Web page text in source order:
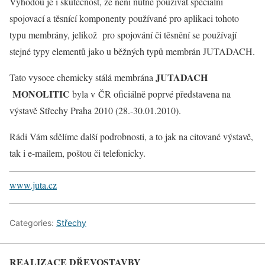
spojovací a těsnící komponenty používané pro aplikaci tohoto
typu membrány, jelikož pro spojování či těsnění se používají
stejné typy elementů jako u běžných typů membrán JUTADACH.
Tato vysoce chemicky stálá membránaJUTADACH
MONOLITIC byla v ČR oficiálně poprvé představena na
výstavě Střechy Praha 2010 (28.-30.01.2010).
Rádi Vám sdělíme další podrobnosti, a to jak na citované výstavě,
tak i e-mailem, poštou či telefonicky.
www.juta.cz
Categories: Střechy
REALIZACE DŘEVOSTAVBY